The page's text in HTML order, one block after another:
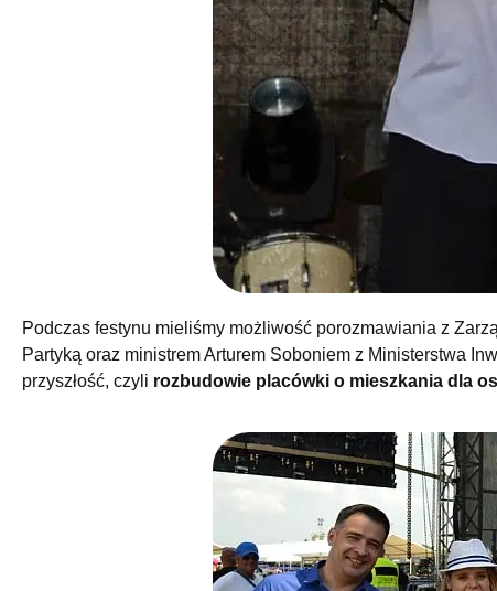
Podczas festynu mieliśmy możliwość porozmawiania z
Partyką oraz ministrem Arturem Soboniem z Ministerstwa
przyszłość, czyli rozbudowie placówki o mieszkania dla